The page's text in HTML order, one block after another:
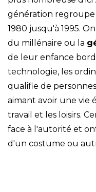
génération regroupe
1980 jusqu'à 1995.
du millénaire ou la
de leur enfance
technologie, les
qualifie de
aimant avoir une vie
travail et les loisirs.
face à l'autorité et
d'un costume ou